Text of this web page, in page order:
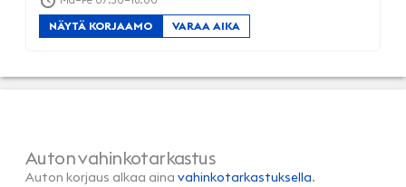
NÄYTÄ KORJAAMO VARAA AIKA
Auton vahinkotarkastus
Auton korjaus alkaa aina vahinkotarkastuksella.